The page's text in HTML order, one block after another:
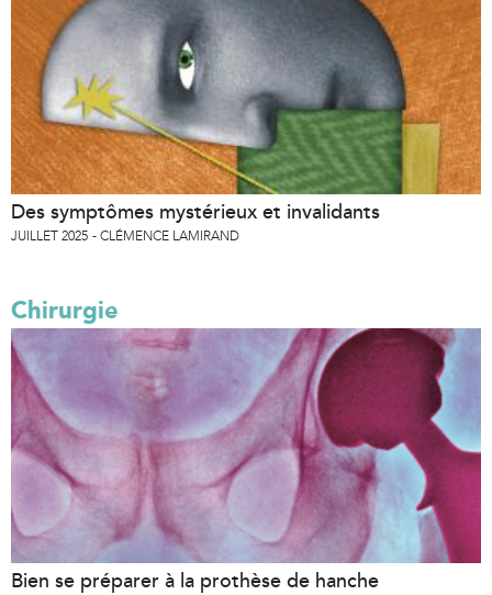
Des symptômes mystérieux et invalidants
JUILLET 2025 CLÉMENCE LAMIRAND
Chirurgie
Bien se préparer à la prothèse de hanche